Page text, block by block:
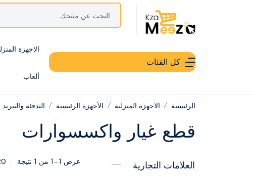
كل الفئات
الاجهزة
ألعاب
الرئيسية الاجهزة المنزلية الأجهزة الرئيسية التدفئة والتبريد
قطع غيار واكسسوارات
العلامات التجارية عرض 1–1 من 1 نتيجة